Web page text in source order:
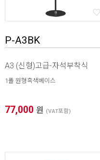
P-A3BK
A3 (신형)고급-자석부착식
1폴 원형흑색베이스
77,000 원 (VAT포함)